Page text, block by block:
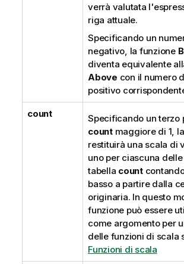
verrà valutata
riga attuale.
Specificando un
negativo, la funzione
diventa equivalente
Above con il numero
positivo
count
Specificando un terzo
countmaggiore di 1,
restituirà una scala di
uno per ciascuna
tabella count
basso a partire dalla
originaria. In questo
funzione può essere
come argomento per
delle funzioni di scala
Funzioni di scala